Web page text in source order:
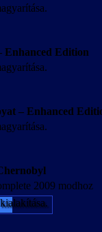
Enhanced Edition
– Enhanced
2009 modhoz